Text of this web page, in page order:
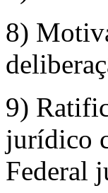
8)
9)
jurídico
Federal